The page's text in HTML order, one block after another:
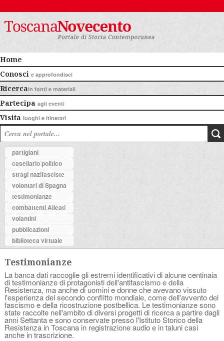
Home
Conosci e approfondisci
Ricercain fonti e materiali
Partecipa agli eventi
Visita luoghi e itinerari
partigiani
casellario politico
stragi nazifasciste
volontari di Spagna
testimonianze
combattenti Alleati
volantini
pubblicazioni
biblioteca virtuale
Testimonianze
La banca dati raccoglie gli estremi identificativi di alcune centinaia
di testimonianze di protagonisti dell'antifascismo e della
Resistenza, ma anche di uomini e donne che avevano vissuto
l'esperienza del secondo conflitto mondiale, come dell'avvento del
fascismo e della ricostruzione postbellica. Le testimonianze sono
state raccolte nell'ambito di diversi progetti di ricerca a partire dagli
anni Settanta e sono conservate presso l'Istituto Storico della
Resistenza in Toscana in registrazione audio e in taluni casi
anche in trascrizione.